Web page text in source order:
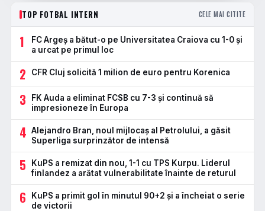
TOP FOTBAL INTERN CELE MAI CITITE
1
FC Argeș a bătut-o pe Universitatea Craiova cu 1-0 și
a urcat pe primul loc
2 CFR Cluj solicită 1 milion de euro pentru Korenica
3
FK Auda a eliminat FCSB cu 7-3 și continuă să
impresioneze în Europa
4 Alejandro Bran, noul mijlocaș al Petrolului, a găsit
Superliga surprinzător de intensă
5
KuPS a remizat din nou, 1-1 cu TPS Kurpu. Liderul
finlandez a arătat vulnerabilitate înainte de returul
6
KuPS a primit gol în minutul 90+2 și a încheiat o serie
de victorii